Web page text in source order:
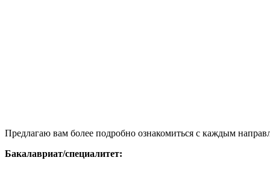
Предлагаю вам более подробно ознакомиться с каждым
Бакалавриат/специалитет: